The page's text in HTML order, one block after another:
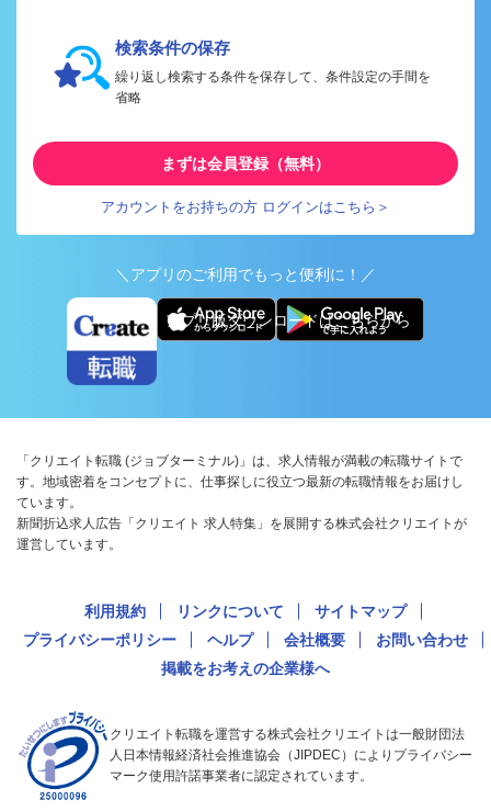
検索条件の保存
繰り返し検索する条件を保存して、条件設定の手間を
省略
まずは会員登録（無料）
アカウントをお持ちの方 ログインはこちら＞
＼アプリのご利用でもっと便利に！／
アプリ版ダウンロードはこちらから
「クリエイト転職 (ジョブターミナル)」は、求人情報が満載の転職サイトで
す。地域密着をコンセプトに、仕事探しに役立つ最新の転職情報をお届けし
ています。
新聞折込求人広告「クリエイト 求人特集」を展開する株式会社クリエイトが
運営しています。
利用規約 リンクについて
サイトマップ
プライバシーポリシー
ヘルプ 会社概要
お問い合わせ
掲載をお考えの企業様へ
クリエイト転職を運営する株式会社クリエイトは一般財団法
人日本情報経済社会推進協会（JIPDEC）によりプライバシー
マーク使用許諾事業者に認定されています。